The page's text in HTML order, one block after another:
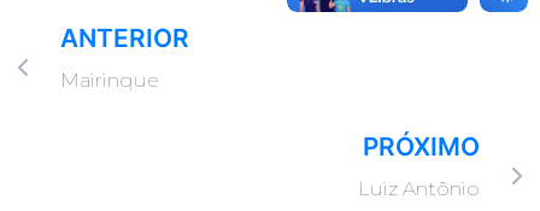
ANTERIOR
Mairinque
PRÓXIMO
Luiz Antônio